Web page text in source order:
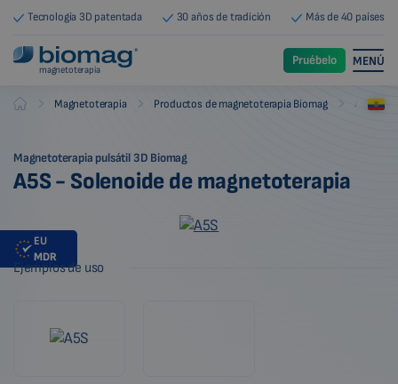
Tecnología 3D patentada 30 años de tradición Más de 40 países
magnetoterapia
Pruébelo MENÚ
Biomag Magnetoterapia Productos de magnetoterapia Biomag
Magnetoterapia pulsátil 3D Biomag
A5S - Solenoide de magnetoterapia
EU
MDR
Ejemplos de uso